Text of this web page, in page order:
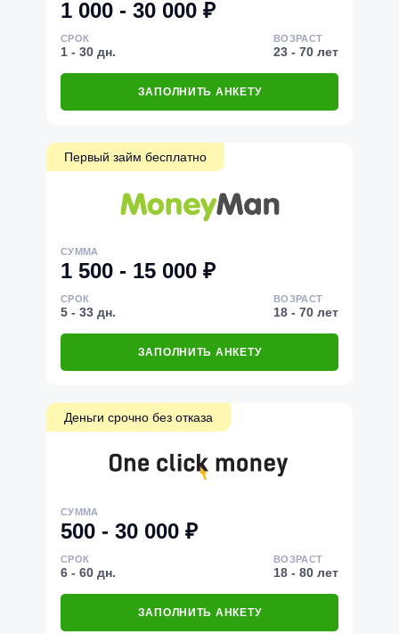
1 000 - 30 000 ₽
СРОК
1 - 30 дн.
ВОЗРАСТ
23 - 70 лет
ЗАПОЛНИТЬ АНКЕТУ
Первый займ бесплатно
СУММА
1 500 - 15 000 ₽
СРОК
5 - 33 дн.
ВОЗРАСТ
18 - 70 лет
ЗАПОЛНИТЬ АНКЕТУ
Деньги срочно без отказа
СУММА
500 - 30 000 ₽
СРОК
6 - 60 дн.
ВОЗРАСТ
18 - 80 лет
ЗАПОЛНИТЬ АНКЕТУ